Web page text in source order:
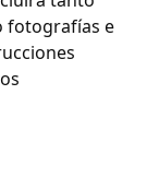
fotografías e